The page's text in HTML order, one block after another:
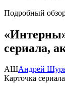
Подробный
сериала,
АШАндрей
Карточка сериала